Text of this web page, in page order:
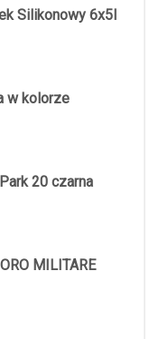
Silikonowy 6x5l
w kolorze
20 czarna
MILITARE